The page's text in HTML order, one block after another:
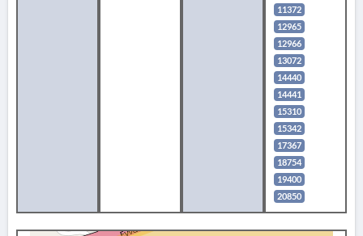
11372
12965
12966
13072
14440
14441
15310
15342
17367
18754
19400
20850